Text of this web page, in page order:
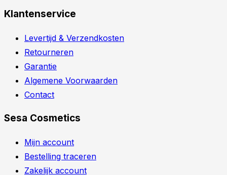
Klantenservice
Levertijd & Verzendkosten
Retourneren
Garantie
Algemene Voorwaarden
Contact
Sesa Cosmetics
Mijn account
Bestelling traceren
Zakelijk account